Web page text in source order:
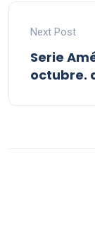
Next Post
Serie
octubre.